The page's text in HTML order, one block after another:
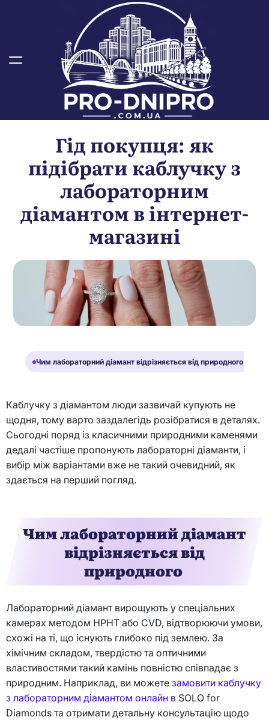
о
Гід покупця: як
підібрати каблучку з
лабораторним
діамантом в інтернет-
магазині
Чим лабораторний діамант відрізняється від природного
Каблучку з діамантом люди зазвичай купують не
щодня, тому варто заздалегідь розібратися в деталях.
Сьогодні поряд із класичними природними каменями
дедалі частіше пропонують лабораторні діаманти, і
вибір між варіантами вже не такий очевидний, як
здається на перший погляд.
Чим лабораторний діамант
відрізняється від
природного
Лабораторний діамант вирощують у спеціальних
камерах методом HPHT або CVD, відтворюючи умови,
схожі на ті, що існують глибоко під землею. За
хімічним складом, твердістю та оптичними
властивостями такий камінь повністю співпадає з
природним. Наприклад, ви можете замовити каблучку
з лабораторним діамантом онлайн в SOLO for
Diamonds та отримати детальну консультацію щодо